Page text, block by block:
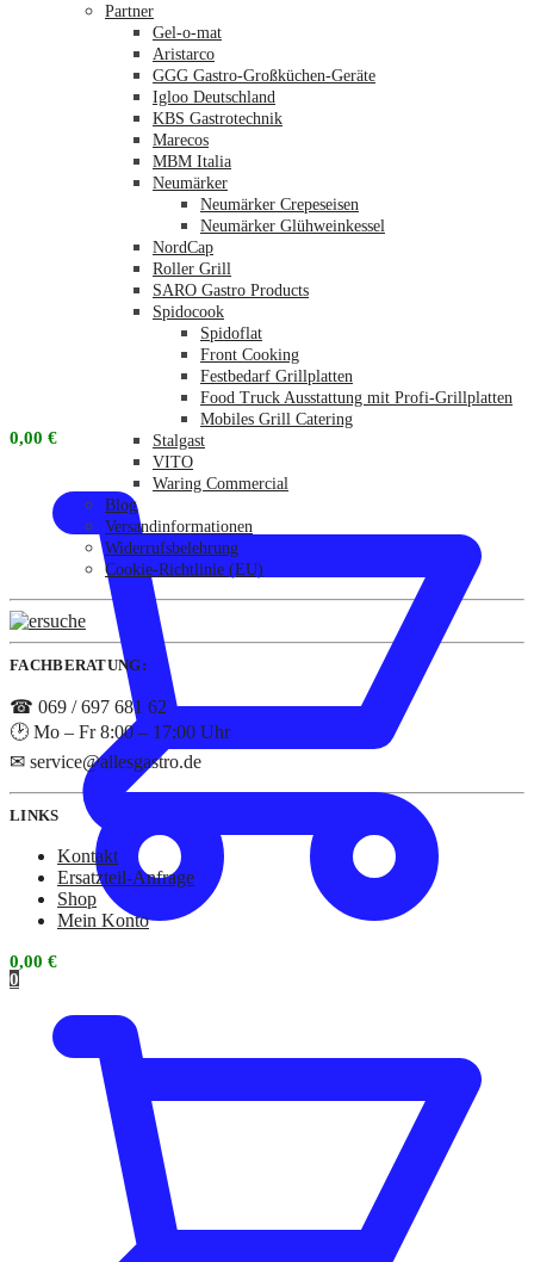
0,00 €
0
Partner
Gel-o-mat
Aristarco
GGG Gastro-Großküchen-Geräte
Igloo Deutschland
KBS Gastrotechnik
Marecos
MBM Italia
Neumärker
Neumärker Crepeseisen
Neumärker Glühweinkessel
NordCap
Roller Grill
SARO Gastro Products
Spidocook
Spidoflat
Front Cooking
Festbedarf Grillplatten
Food Truck Ausstattung mit Profi-Grillplatten
Mobiles Grill Catering
Stalgast
VITO
Waring Commercial
Blog
Versandinformationen
Widerrufsbelehrung
Cookie-Richtlinie (EU)
FACHBERATUNG:
☎ 069 / 697 681 62
🕑 Mo – Fr 8:00 – 17:00 Uhr
✉ service@allesgastro.de
LINKS
Kontakt
Ersatzteil-Anfrage
Shop
Mein Konto
0,00 €